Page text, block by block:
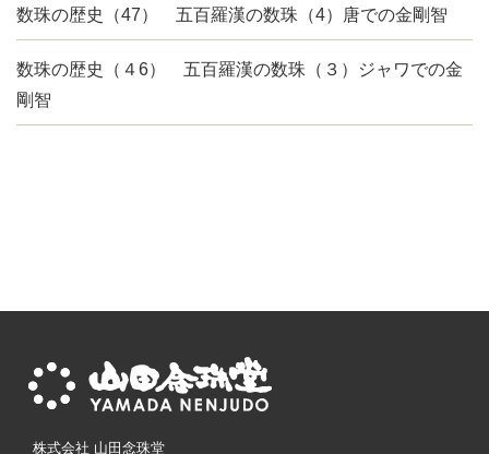
数珠の歴史（47） 五百羅漢の数珠（4）唐での金剛智
数珠の歴史（４6） 五百羅漢の数珠（３）ジャワでの金
剛智
株式会社 山田念珠堂